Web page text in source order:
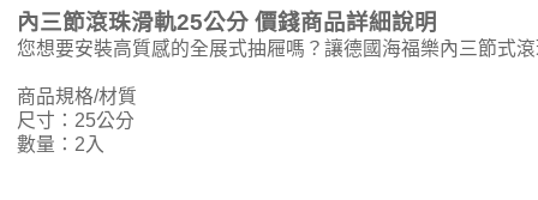
內三節滾珠滑軌25公分 價錢商品詳細說明
您想要安裝高質感的全展式抽屜嗎？讓德國海福樂內三節式
商品規格/材質
尺寸：25公分
數量：2入